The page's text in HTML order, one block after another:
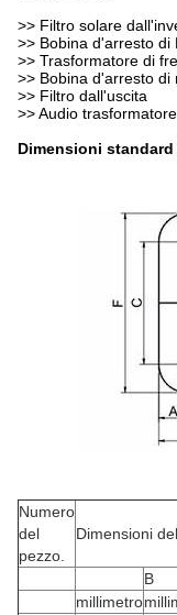
>> Filtro solare
>> Bobina d'arresto di
>> Trasformatore di
>> Bobina d'arresto di
>> Filtro dall'uscita
>> Audio trasformatore
Dimensioni
Numero
del
pezzo.
Dimensioni
B
millimetro